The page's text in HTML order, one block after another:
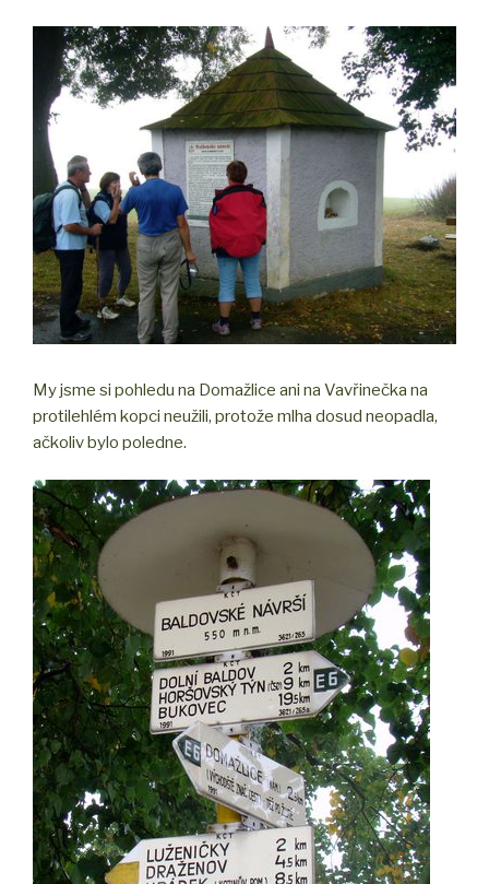
My jsme si pohledu na Domažlice ani na Vavřinečka na
protilehlém kopci neužili, protože mlha dosud neopadla,
ačkoliv bylo poledne.